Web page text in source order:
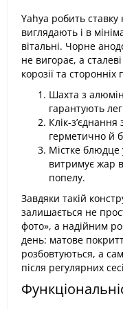
Yahya робить ставку
виглядають і в
вітальні. Чорне
не вигорає, а
корозії та сторонніх
Шахта з
гарантують
Клік-
герметично й
Містке блюдце
витримує жар
попелу.
Завдяки такій
залишається не
фото», а надійним
день: матове
розбовтуються, а
після регулярних